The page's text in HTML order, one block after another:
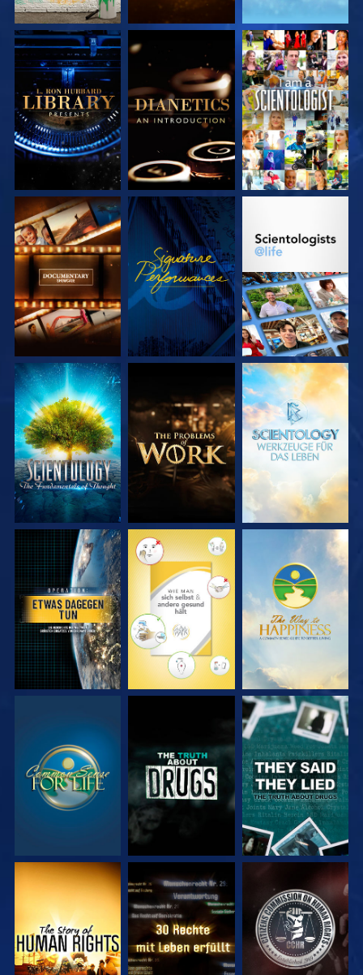
SERIE
ENTDECKEN
ENTDECKEN
ANSEHEN
SERIE
ENTDECKEN
ANSEHEN
SERIE
SERIE
ENTDECKEN
SERIE
ENTDECKEN
SERIE
ENTDECKEN
ANSEHEN ANSEHEN ANSEHEN
ANSEHEN ANSEHEN ANSEHEN
ANSEHEN ANSEHEN ANSEHEN